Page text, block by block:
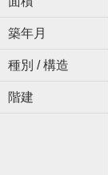
築年月
種別 / 構造
階建